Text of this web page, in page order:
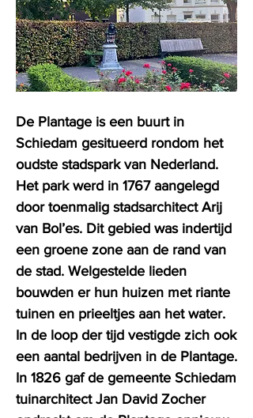
De Plantage is een buurt in
Schiedam gesitueerd rondom het
oudste stadspark van Nederland.
Het park werd in 1767 aangelegd
door toenmalig stadsarchitect Arij
van Bol’es. Dit gebied was indertijd
een groene zone aan de rand van
de stad. Welgestelde lieden
bouwden er hun huizen met riante
tuinen en prieeltjes aan het water.
In de loop der tijd vestigde zich ook
een aantal bedrijven in de Plantage.
In 1826 gaf de gemeente Schiedam
tuinarchitect Jan David Zocher